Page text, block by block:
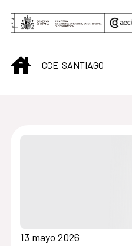
Saltar al contenido principal
INICIOCCE-SANTIAGO
13 mayo 2026